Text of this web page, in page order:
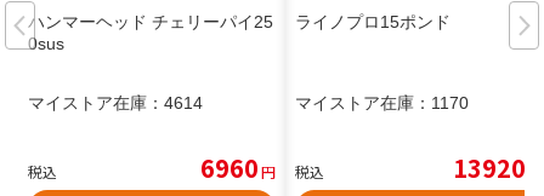
ハンマーヘッド チェリーパイ25
0sus
マイストア在庫： 4614
税込 6960円
ライノプロ15ポンド
マイストア在庫： 1170
税込 13920